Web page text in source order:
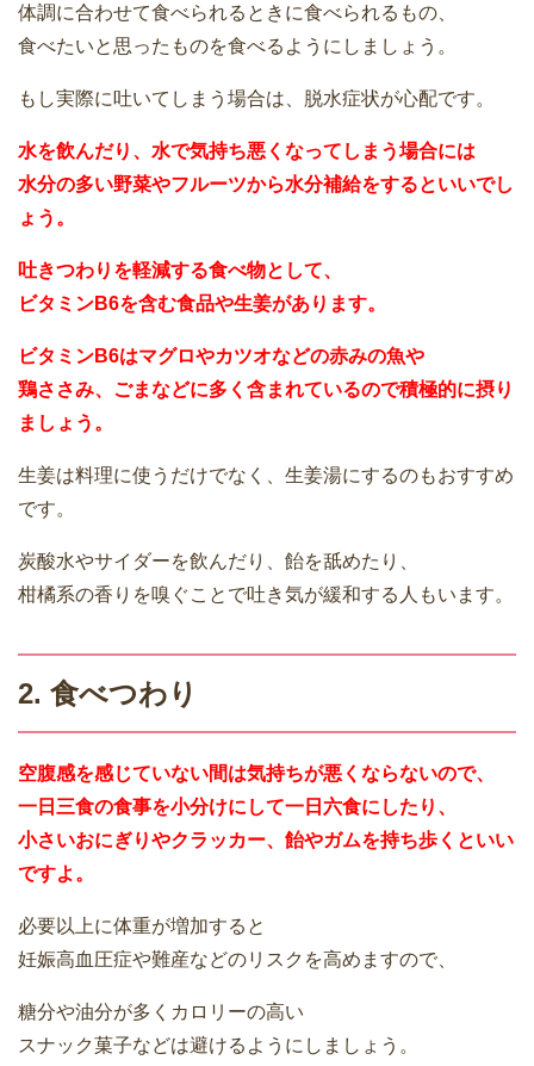
体調に合わせて食べられるときに食べられるもの、
食べたいと思ったものを食べるようにしましょう。
もし実際に吐いてしまう場合は、脱水症状が心配です。
水を飲んだり、水で気持ち悪くなってしまう場合には
水分の多い野菜やフルーツから水分補給をするといいでし
ょう。
吐きつわりを軽減する食べ物として、
ビタミンB6を含む食品や生姜があります。
ビタミンB6はマグロやカツオなどの赤みの魚や
鶏ささみ、ごまなどに多く含まれているので積極的に摂り
ましょう。
生姜は料理に使うだけでなく、生姜湯にするのもおすすめ
です。
炭酸水やサイダーを飲んだり、飴を舐めたり、
柑橘系の香りを嗅ぐことで吐き気が緩和する人もいます。
2. 食べつわり
空腹感を感じていない間は気持ちが悪くならないので、
一日三食の食事を小分けにして一日六食にしたり、
小さいおにぎりやクラッカー、飴やガムを持ち歩くといい
ですよ。
必要以上に体重が増加すると
妊娠高血圧症や難産などのリスクを高めますので、
糖分や油分が多くカロリーの高い
スナック菓子などは避けるようにしましょう。